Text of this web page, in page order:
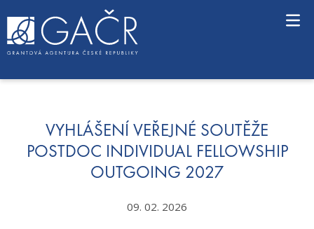
o
VYHLÁŠENÍ VEŘEJNÉ SOUTĚŽE
POSTDOC INDIVIDUAL FELLOWSHIP
OUTGOING 2027
09. 02. 2026